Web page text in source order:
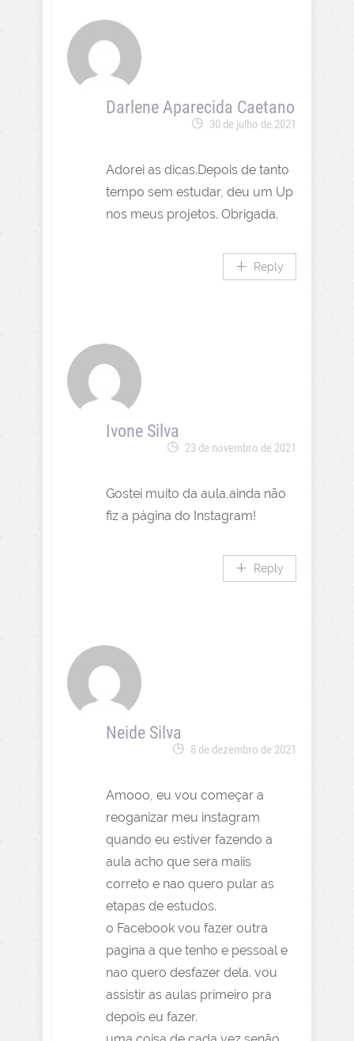
Darlene Aparecida Caetano
30 de julho de 2021
Adorei as dicas.Depois de tanto
tempo sem estudar, deu um Up
nos meus projetos. Obrigada.
Reply
Ivone Silva
23 de novembro de 2021
Gostei muito da aula,ainda não
fiz a página do Instagram!
Reply
Neide Silva
8 de dezembro de 2021
Amooo, eu vou começar a
reoganizar meu instagram
quando eu estiver fazendo a
aula acho que sera maiis
correto e nao quero pular as
etapas de estudos.
o Facebook vou fazer outra
pagina a que tenho e pessoal e
nao quero desfazer dela. vou
assistir as aulas primeiro pra
depois eu fazer.